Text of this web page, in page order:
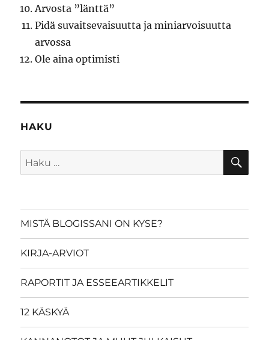
Arvosta ”länttä”
Pidä suvaitsevaisuutta ja miniarvoisuutta
arvossa
Ole aina optimisti
HAKU
Etsi:
MISTÄ BLOGISSANI ON KYSE?
KIRJA-ARVIOT
RAPORTIT JA ESSEEARTIKKELIT
12 KÄSKYÄ